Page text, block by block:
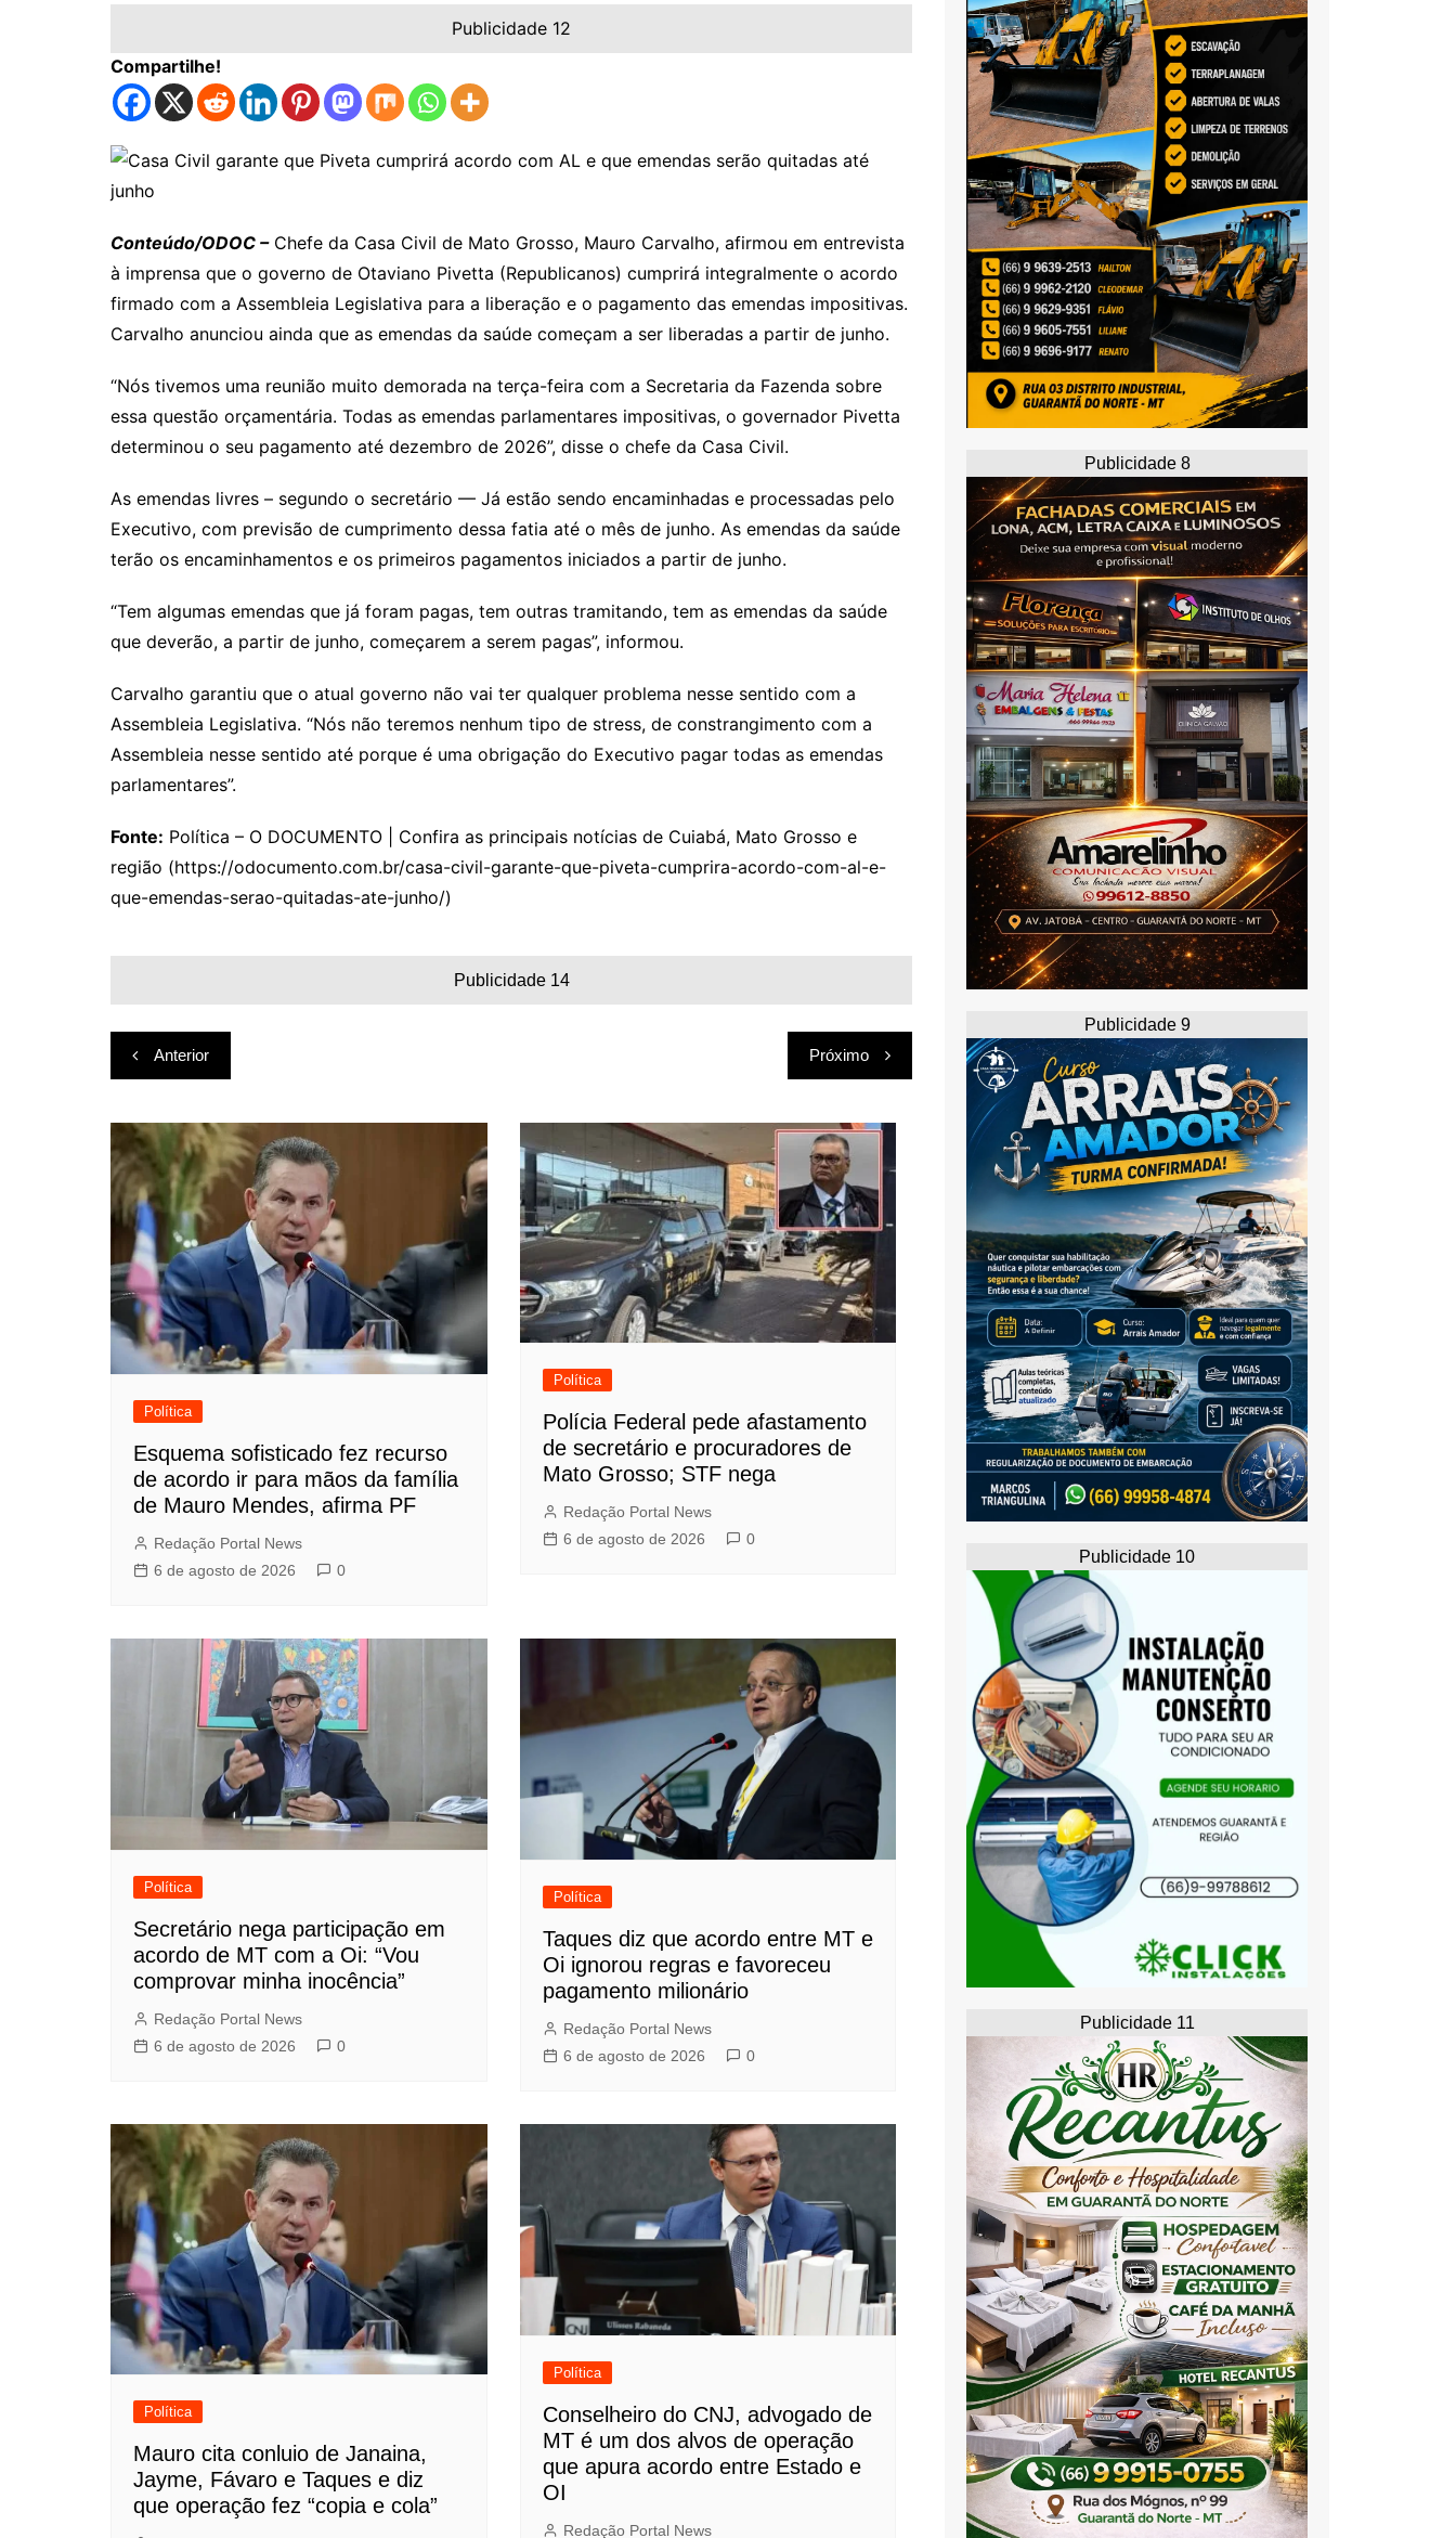
Publicidade 12
Compartilhe!
Conteúdo/ODOC –Chefe da Casa Civil de Mato Grosso, Mauro Carvalho, afirmou em entrevista
à imprensa que o governo de Otaviano Pivetta (Republicanos) cumprirá integralmente o acordo
firmado com a Assembleia Legislativa para a liberação e o pagamento das emendas impositivas.
Carvalho anunciou ainda que as emendas da saúde começam a ser liberadas a partir de junho.
“Nós tivemos uma reunião muito demorada na terça-feira com a Secretaria da Fazenda sobre
essa questão orçamentária. Todas as emendas parlamentares impositivas, o governador Pivetta
determinou o seu pagamento até dezembro de 2026”, disse o chefe da Casa Civil.
As emendas livres – segundo o secretário — Já estão sendo encaminhadas e processadas pelo
Executivo, com previsão de cumprimento dessa fatia até o mês de junho. As emendas da saúde
terão os encaminhamentos e os primeiros pagamentos iniciados a partir de junho.
“Tem algumas emendas que já foram pagas, tem outras tramitando, tem as emendas da saúde
que deverão, a partir de junho, começarem a serem pagas”, informou.
Carvalho garantiu que o atual governo não vai ter qualquer problema nesse sentido com a
Assembleia Legislativa. “Nós não teremos nenhum tipo de stress, de constrangimento com a
Assembleia nesse sentido até porque é uma obrigação do Executivo pagar todas as emendas
parlamentares”.
Fonte: Política – O DOCUMENTO | Confira as principais notícias de Cuiabá, Mato Grosso e
região (https://odocumento.com.br/casa-civil-garante-que-piveta-cumprira-acordo-com-al-e-
que-emendas-serao-quitadas-ate-junho/)
Publicidade 14
Navegação
de
Post
Anterior Próximo
Política
Esquema sofisticado fez recurso
de acordo ir para mãos da família
de Mauro Mendes, afirma PF
Redação Portal News
6 de agosto de 2026
0
Política
Polícia Federal pede afastamento
de secretário e procuradores de
Mato Grosso; STF nega
Redação Portal News
6 de agosto de 2026
0
Política
Secretário nega participação em
acordo de MT com a Oi: “Vou
comprovar minha inocência”
Redação Portal News
6 de agosto de 2026
0
Política
Taques diz que acordo entre MT e
Oi ignorou regras e favoreceu
pagamento milionário
Redação Portal News
6 de agosto de 2026
0
Política
Mauro cita conluio de Janaina,
Jayme, Fávaro e Taques e diz
que operação fez “copia e cola”
Política
Conselheiro do CNJ, advogado de
MT é um dos alvos de operação
que apura acordo entre Estado e
OI
Redação Portal News
Publicidade 8
Publicidade 9
Publicidade 10
Publicidade 11